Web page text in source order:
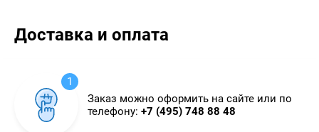
Доставка и оплата
1
Заказ можно оформить на сайте или по
телефону: +7 (495) 748 88 48